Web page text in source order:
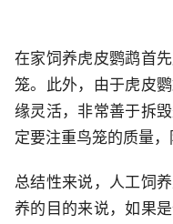
在家饲养虎皮鹦鹉首
笼。此外，由于虎皮
缘灵活，非常善于拆
定要注重鸟笼的质量，
总结性来说，人工饲
养的目的来说，如果